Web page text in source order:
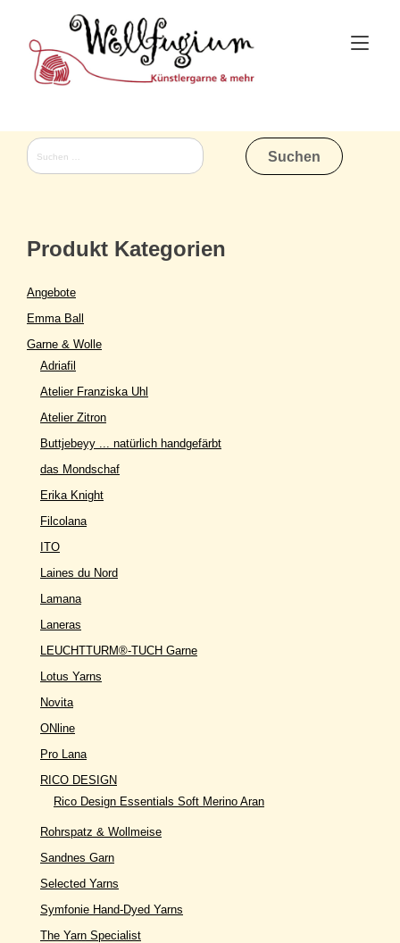
content
Suchen
nach:
Produkt Kategorien
Angebote
Emma Ball
Garne & Wolle
Adriafil
Atelier Franziska Uhl
Atelier Zitron
Buttjebeyy ... natürlich handgefärbt
das Mondschaf
Erika Knight
Filcolana
ITO
Laines du Nord
Lamana
Laneras
LEUCHTTURM®-TUCH Garne
Lotus Yarns
Novita
ONline
Pro Lana
RICO DESIGN
Rico Design Essentials Soft Merino Aran
Rohrspatz & Wollmeise
Sandnes Garn
Selected Yarns
Symfonie Hand-Dyed Yarns
The Yarn Specialist